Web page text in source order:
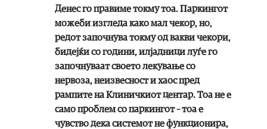
Денес го правиме токму тоа. Паркингот
можеби изгледа како мал чекор, но,
редот започнува токму од вакви чекори,
бидејќи со години, илјадници луѓе го
започнуваат своето лекување со
нервоза, неизвесност и хаос пред
рампите на Клиничкиот центар. Тоа не е
само проблем со паркингот – тоа е
чувство дека системот не функционира,